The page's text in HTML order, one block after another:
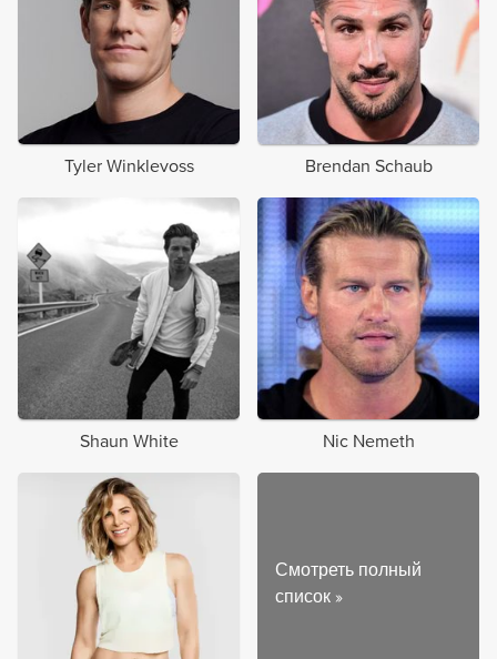
Tyler Winklevoss Brendan Schaub
Shaun White Nic Nemeth
Смотреть полный
список »